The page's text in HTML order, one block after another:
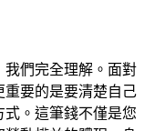
我們完全理解。面對
重要的是要清楚自己
。這筆錢不僅是您